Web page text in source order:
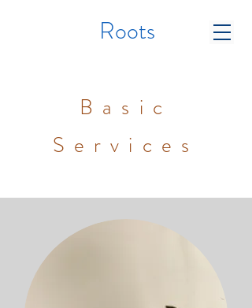
Roots
​Basic
Services